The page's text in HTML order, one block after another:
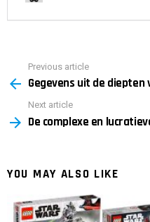
more
Previous article
Gegevens uit de
Next article
De complexe en
YOU MAY ALSO LIKE